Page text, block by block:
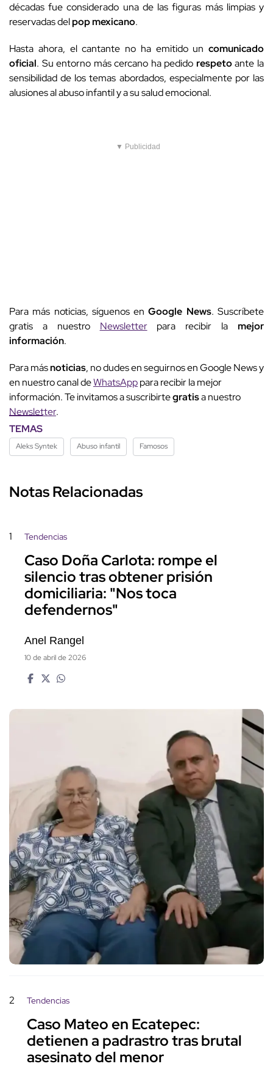
décadas fue considerado una de las figuras más limpias y
reservadas delpop mexicano.
Hasta ahora, el cantante no ha emitido un comunicado
oficial. Su entorno más cercano ha pedido respetoante la
sensibilidad de los temas abordados, especialmente por las
alusiones al abuso infantil y a su salud emocional.
▼ Publicidad
Para más noticias, síguenos enGoogle News. Suscríbete
gratis a nuestro Newsletterpara recibir lamejor
información.
Para másnoticias, no dudes en seguirnos en Google News y
en nuestro canal deWhatsApppara recibir la mejor
información. Te invitamos a suscribirtegratisa nuestro
Newsletter.
TEMAS
Aleks Syntek Abuso infantil Famosos
Notas Relacionadas
1 Tendencias
Caso Doña Carlota: rompe el
silencio tras obtener prisión
domiciliaria: "Nos toca
defendernos"
Anel Rangel
10 de abril de 2026
2 Tendencias
Caso Mateo en Ecatepec:
detienen a padrastro tras brutal
asesinato del menor